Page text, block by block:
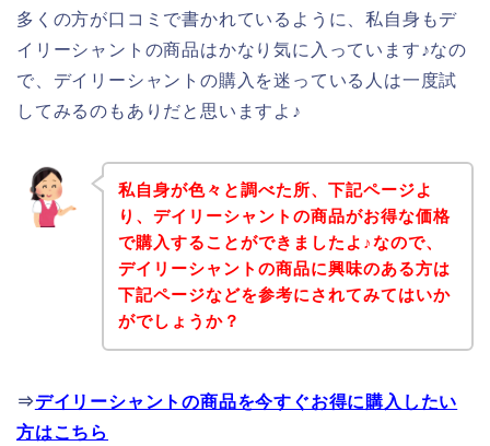
多くの方が口コミで書かれているように、私自身もデ
イリーシャントの商品はかなり気に入っています♪なの
で、デイリーシャントの購入を迷っている人は一度試
してみるのもありだと思いますよ♪
私自身が色々と調べた所、下記ページよ
り、デイリーシャントの商品がお得な価格
で購入することができましたよ♪なので、
デイリーシャントの商品に興味のある方は
下記ページなどを参考にされてみてはいか
がでしょうか？
⇒デイリーシャントの商品を今すぐお得に購入したい
方はこちら